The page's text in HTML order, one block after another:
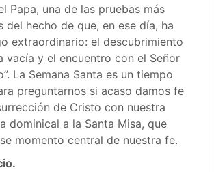
Papa, una de las pruebas más
del hecho de que, en ese día, ha
extraordinario: el descubrimiento
vacía y el encuentro con el Señor
La Semana Santa es un tiempo
preguntarnos si acaso damos fe
de Cristo con nuestra
dominical a la Santa Misa, que
momento central de nuestra fe.